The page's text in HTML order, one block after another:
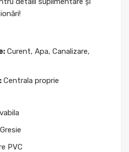
Curent, Apa, Canalizare,
Centrala proprie
PVC